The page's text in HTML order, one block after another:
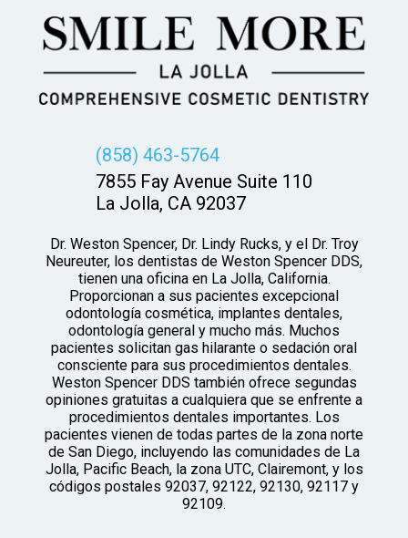
(858) 463-5764
7855 Fay Avenue Suite 110
La Jolla, CA 92037
Dr. Weston Spencer, Dr. Lindy Rucks, y el Dr. Troy
Neureuter, los dentistas de Weston Spencer DDS,
tienen una oficina en La Jolla, California.
Proporcionan a sus pacientes excepcional
odontología cosmética, implantes dentales,
odontología general y mucho más. Muchos
pacientes solicitan gas hilarante o sedación oral
consciente para sus procedimientos dentales.
Weston Spencer DDS también ofrece segundas
opiniones gratuitas a cualquiera que se enfrente a
procedimientos dentales importantes. Los
pacientes vienen de todas partes de la zona norte
de San Diego, incluyendo las comunidades de La
Jolla, Pacific Beach, la zona UTC, Clairemont, y los
códigos postales 92037, 92122, 92130, 92117 y
92109.